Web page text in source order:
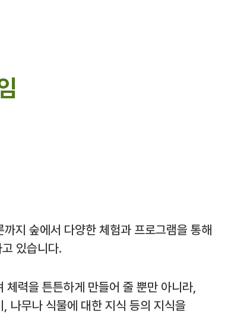
지 숲에서 다양한 체험과 프로그램을 통해
있습니다.
력을 튼튼하게 만들어 줄 뿐만 아니라,
나무나 식물에 대한 지식 등의 지식을